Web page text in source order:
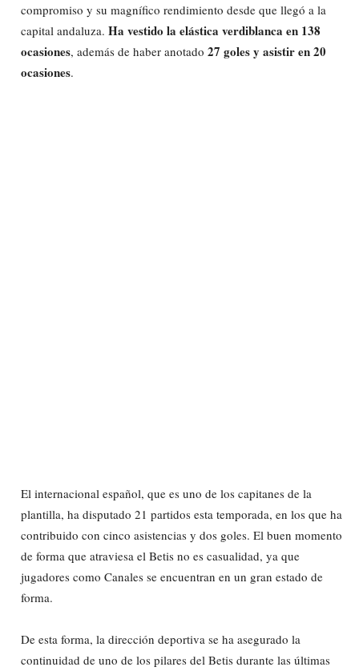
compromiso y su magnífico rendimiento desde que llegó a la
capital andaluza. Ha vestido la elástica verdiblanca en 138
ocasiones, además de haber anotado 27 goles y asistir en 20
ocasiones.
El internacional español, que es uno de los capitanes de la
plantilla, ha disputado 21 partidos esta temporada, en los que ha
contribuido con cinco asistencias y dos goles. El buen momento
de forma que atraviesa el Betis no es casualidad, ya que
jugadores como Canales se encuentran en un gran estado de
forma.
De esta forma, la dirección deportiva se ha asegurado la
continuidad de uno de los pilares del Betis durante las últimas